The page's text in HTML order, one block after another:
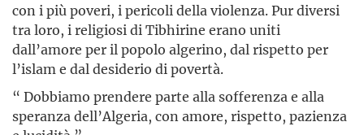
con i più poveri, i pericoli della violenza. Pur diversi
tra loro, i religiosi di Tibhirine erano uniti
dall’amore per il popolo algerino, dal rispetto per
l’islam e dal desiderio di povertà.
“ Dobbiamo prendere parte alla sofferenza e alla
speranza dell’Algeria, con amore, rispetto, pazienza